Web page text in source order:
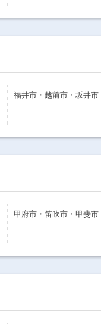
福井市・越前市・坂井市
甲府市・笛吹市・甲斐